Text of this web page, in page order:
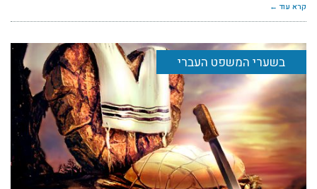
קרא עוד ←
בשערי המשפט העברי